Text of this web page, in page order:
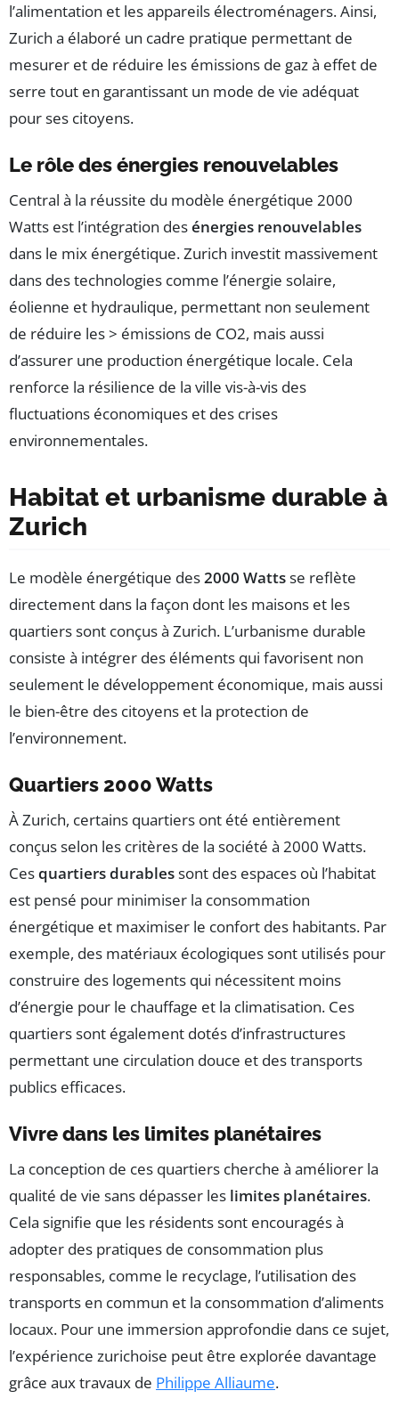
l’alimentation et les appareils électroménagers. Ainsi,
Zurich a élaboré un cadre pratique permettant de
mesurer et de réduire les émissions de gaz à effet de
serre tout en garantissant un mode de vie adéquat
pour ses citoyens.
Le rôle des énergies renouvelables
Central à la réussite du modèle énergétique 2000
Watts est l’intégration desénergies renouvelables
dans le mix énergétique. Zurich investit massivement
dans des technologies comme l’énergie solaire,
éolienne et hydraulique, permettant non seulement
de réduire les > émissions de CO2, mais aussi
d’assurer une production énergétique locale. Cela
renforce la résilience de la ville vis-à-vis des
fluctuations économiques et des crises
environnementales.
Habitat et urbanisme durable à
Zurich
Le modèle énergétique des2000 Wattsse reflète
directement dans la façon dont les maisons et les
quartiers sont conçus à Zurich. L’urbanisme durable
consiste à intégrer des éléments qui favorisent non
seulement le développement économique, mais aussi
le bien-être des citoyens et la protection de
l’environnement.
Quartiers 2000 Watts
À Zurich, certains quartiers ont été entièrement
conçus selon les critères de la société à 2000 Watts.
Cesquartiers durablessont des espaces où l’habitat
est pensé pour minimiser la consommation
énergétique et maximiser le confort des habitants. Par
exemple, des matériaux écologiques sont utilisés pour
construire des logements qui nécessitent moins
d’énergie pour le chauffage et la climatisation. Ces
quartiers sont également dotés d’infrastructures
permettant une circulation douce et des transports
publics efficaces.
Vivre dans les limites planétaires
La conception de ces quartiers cherche à améliorer la
qualité de vie sans dépasser les limites planétaires.
Cela signifie que les résidents sont encouragés à
adopter des pratiques de consommation plus
responsables, comme le recyclage, l’utilisation des
transports en commun et la consommation d’aliments
locaux. Pour une immersion approfondie dans ce sujet,
l’expérience zurichoise peut être explorée davantage
grâce aux travaux de Philippe Alliaume.